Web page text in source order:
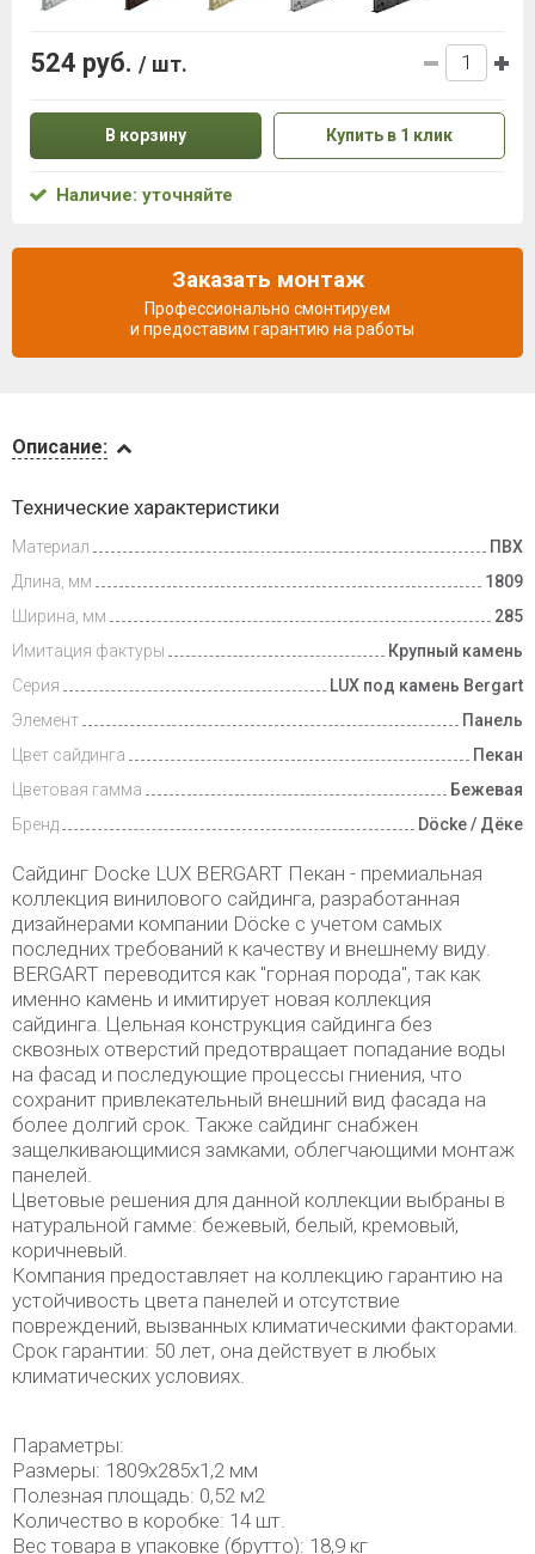
Доставка
и оплата
Описание:
Технические характеристики
Материал
ПВХ
Длина, мм
1809
Ширина, мм
285
Имитация фактуры
Крупный камень
Серия
LUX под камень Bergart
Элемент
Панель
Цвет сайдинга
Пекан
Цветовая гамма
Бежевая
Бренд
Döcke / Дёке
Сайдинг Docke LUX BERGART Пекан - премиальная
коллекция винилового сайдинга, разработанная
дизайнерами компании Döcke с учетом самых
последних требований к качеству и внешнему виду.
BERGART переводится как "горная порода", так как
именно камень и имитирует новая коллекция
сайдинга. Цельная конструкция сайдинга без
сквозных отверстий предотвращает попадание воды
на фасад и последующие процессы гниения, что
сохранит привлекательный внешний вид фасада на
более долгий срок. Также сайдинг снабжен
защелкивающимися замками, облегчающими монтаж
панелей.
Цветовые решения для данной коллекции выбраны в
натуральной гамме: бежевый, белый, кремовый,
коричневый.
Компания предоставляет на коллекцию гарантию на
устойчивость цвета панелей и отсутствие
повреждений, вызванных климатическими факторами.
Срок гарантии: 50 лет, она действует в любых
климатических условиях.
Параметры:
Размеры: 1809х285х1,2 мм
Полезная площадь: 0,52 м2
Количество в коробке: 14 шт.
Вес товара в упаковке (брутто): 18,9 кг
524 руб. / шт.
В корзину Купить в 1 клик
Наличие: уточняйте
Заказать монтаж
Профессионально смонтируем
и предоставим гарантию на работы